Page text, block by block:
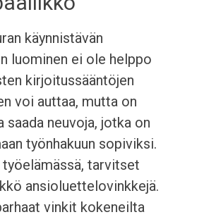
käynnistävän
luominen ei ole helppo
kirjoitussääntöjen
voi auttaa, mutta on
saada neuvoja, jotka on
työnhakuun sopiviksi.
työelämässä, tarvitset
ansioluettelovinkkejä.
vinkit kokeneilta